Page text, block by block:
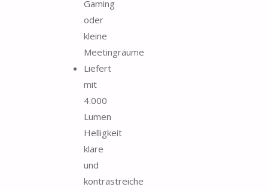
Gaming
oder
kleine
Meetingräume
Liefert
mit
4.000
Lumen
Helligkeit
klare
und
kontrastreiche